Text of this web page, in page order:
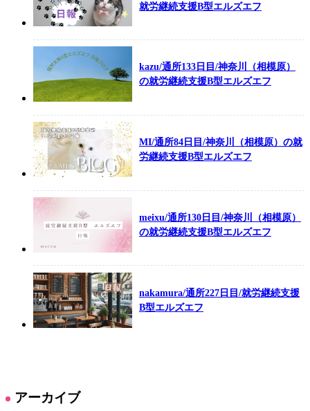
就労継続支援B型エルズエフ
kazu/通所133日目/神奈川（相模原）
の就労継続支援B型エルズエフ
MI/通所84日目/神奈川（相模原）の就
労継続支援B型エルズエフ
meixu/通所130日目/神奈川（相模原）
の就労継続支援B型エルズエフ
nakamura/通所227日目/就労継続支援
B型エルズエフ
アーカイブ